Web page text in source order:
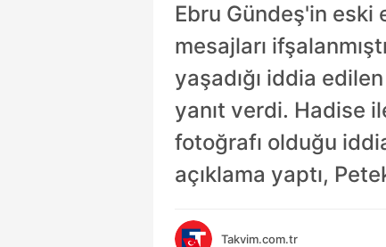
Ebru Gündeş'in eski
mesajları
yaşadığı iddia
yanıt verdi. Hadise
fotoğrafı olduğu
açıklama yaptı,
Takvim.com.tr